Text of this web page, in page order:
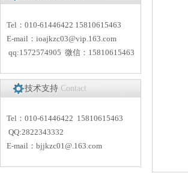
Tel：010-61446422 15810615463
E-mail： ioajkzc03@vip.163.com
qq:1572574905 微信：15810615463
技术支持 Contact
Tel：010-61446422 15810615463
QQ:2822343332
E-mail： bjjkzc01@.163.com